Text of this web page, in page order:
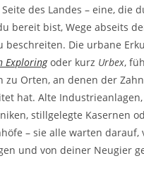
des Landes – eine, die
bereit bist, Wege abseits
beschreiten. Die urbane
Exploringoder kurz Urbex,
zu Orten, an denen der
hat. Alte Industrieanlagen,
stillgelegte Kasernen
– sie alle warten darauf,
und von deiner Neugier